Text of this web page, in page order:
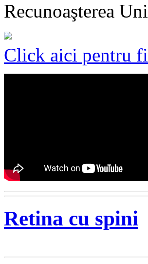
Recunoaşterea
Click aici pentru
Retina cu spini